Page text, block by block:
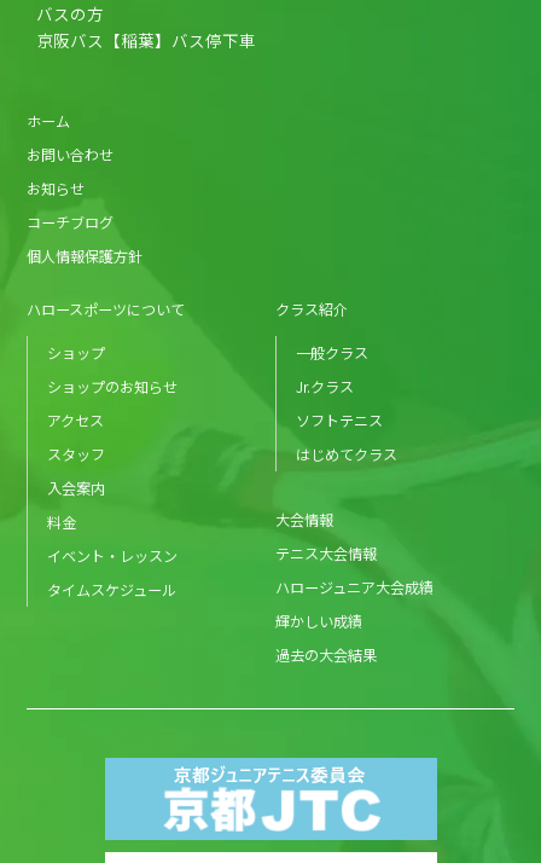
バスの方
京阪バス【稲葉】バス停下車
ホーム
お問い合わせ
お知らせ
コーチブログ
個人情報保護方針
ハロースポーツについて
ショップ
ショップのお知らせ
アクセス
スタッフ
入会案内
料金
イベント・レッスン
タイムスケジュール
クラス紹介
一般クラス
Jr.クラス
ソフトテニス
はじめてクラス
大会情報
テニス大会情報
ハロージュニア大会成績
輝かしい成績
過去の大会結果